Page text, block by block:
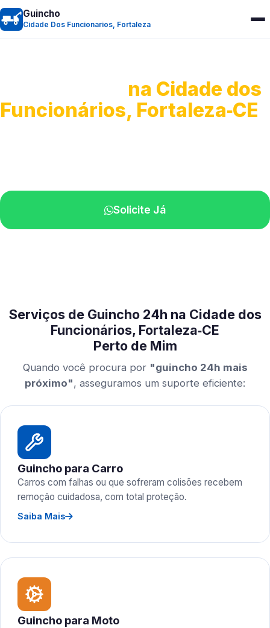
Guincho
Cidade Dos Funcionarios, Fortaleza
na Cidade dos
Funcionários, Fortaleza‑CE
Solicite Já
Serviços de Guincho 24h na Cidade dos
Funcionários, Fortaleza‑CE
Perto de Mim
Quando você procura por "guincho 24h mais
próximo", asseguramos um suporte eficiente:
Guincho para Carro
Carros com falhas ou que sofreram colisões recebem
remoção cuidadosa, com total proteção.
Saiba Mais
Guincho para Moto